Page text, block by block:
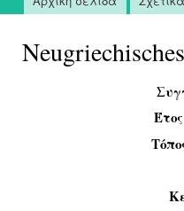
Κύριο μενού